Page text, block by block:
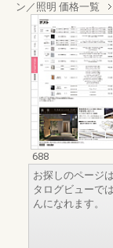
ン／照明 価格一覧
688
お探しのページ
タログビューで
んになれます。